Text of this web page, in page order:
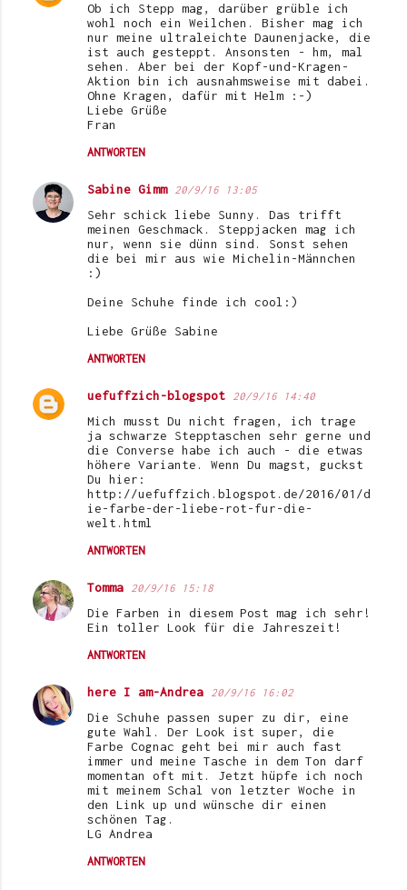
Ob ich Stepp mag, darüber grüble ich
wohl noch ein Weilchen. Bisher mag ich
nur meine ultraleichte Daunenjacke, die
ist auch gesteppt. Ansonsten - hm, mal
sehen. Aber bei der Kopf-und-Kragen-
Aktion bin ich ausnahmsweise mit dabei.
Ohne Kragen, dafür mit Helm :-)
Liebe Grüße
Fran
ANTWORTEN
Sabine Gimm 20/9/16 13:05
Sehr schick liebe Sunny. Das trifft
meinen Geschmack. Steppjacken mag ich
nur, wenn sie dünn sind. Sonst sehen
die bei mir aus wie Michelin-Männchen
:)
Deine Schuhe finde ich cool:)
Liebe Grüße Sabine
ANTWORTEN
uefuffzich-blogspot 20/9/16 14:40
Mich musst Du nicht fragen, ich trage
ja schwarze Stepptaschen sehr gerne und
die Converse habe ich auch - die etwas
höhere Variante. Wenn Du magst, guckst
Du hier:
http://uefuffzich.blogspot.de/2016/01/d
ie-farbe-der-liebe-rot-fur-die-
welt.html
ANTWORTEN
Tomma 20/9/16 15:18
Die Farben in diesem Post mag ich sehr!
Ein toller Look für die Jahreszeit!
ANTWORTEN
here I am-Andrea 20/9/16 16:02
Die Schuhe passen super zu dir, eine
gute Wahl. Der Look ist super, die
Farbe Cognac geht bei mir auch fast
immer und meine Tasche in dem Ton darf
momentan oft mit. Jetzt hüpfe ich noch
mit meinem Schal von letzter Woche in
den Link up und wünsche dir einen
schönen Tag.
LG Andrea
ANTWORTEN